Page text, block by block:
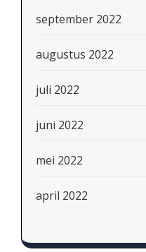
september 2022
augustus 2022
juli 2022
juni 2022
mei 2022
april 2022